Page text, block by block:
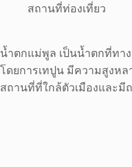
สถานที่ท่องเที่ยว
น้ำตกแม่พูล เป็นน้ำตกที่ทา
โดยการเทปูน มีความสูงห
สถานที่ที่ใกล้ตัวเมืองและมี